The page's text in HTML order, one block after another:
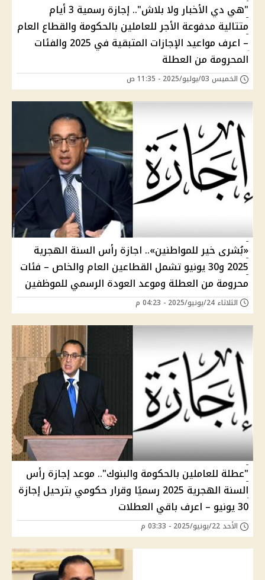
"هي دي الأخبار ولا بلاش".. إجازة رسمية 3 أيام
متتالية مدفوعة الأجر للعاملين بالحكومة والقطاع العام
– اعرف مواعيد الإجازات المتبقية في 2025 والفئات
المحرومة من العطلة
الخميس 03/يوليو/2025 - 11:35 ص
«بُشرى خير للمواطنين».. اجازة رأس السنة الهجرية
2025 و30 يونيو تشمل القطاعين العام والخاص – فئات
محرومة من العطلة وموعد العودة الرسمي للموظفين
الثلاثاء 24/يونيو/2025 - 04:23 م
"عطلة للعاملين بالحكومة والبنوك".. موعد إجازة رأس
السنة الهجرية 2025 رسميًا وقرار حكومي بترحيل إجازة
30 يونيو – اعرف باقي العطلات
الأحد 22/يونيو/2025 - 03:33 م